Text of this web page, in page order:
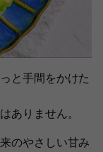
と手間をかけた
ありません。
のやさしい甘み